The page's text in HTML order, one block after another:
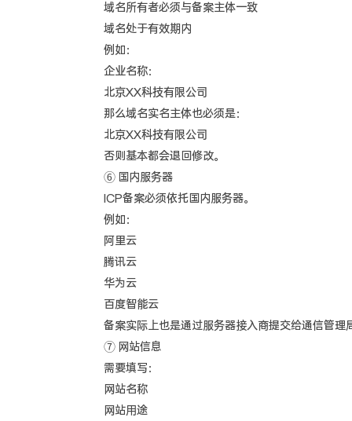
域名所有者必须与备案主体一致
域名处于有效期内
例如：
企业名称：
北京XX科技有限公司
那么域名实名主体也必须是：
北京XX科技有限公司
否则基本都会退回修改。
⑥ 国内服务器
ICP备案必须依托国内服务器。
例如：
阿里云
腾讯云
华为云
百度智能云
备案实际上也是通过服务器接入商提交给通信管理
⑦ 网站信息
需要填写：
网站名称
网站用途